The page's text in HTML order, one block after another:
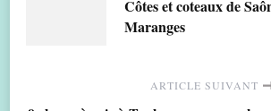
d'articleCôtes et coteaux de
Maranges
ARTICLE SUIVANT